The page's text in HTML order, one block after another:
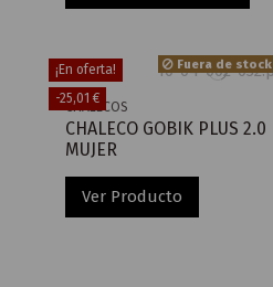
¡En oferta!
-25,01 €
Fuera de stock
CHALECOS
CHALECO GOBIK PLUS 2.0
MUJER
Ver Producto